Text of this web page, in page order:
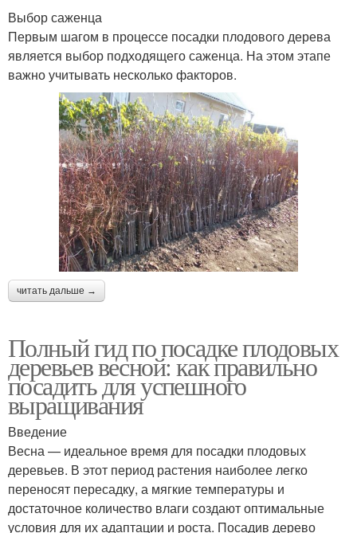
Выбор саженца
Первым шагом в процессе посадки плодового дерева
является выбор подходящего саженца. На этом этапе
важно учитывать несколько факторов.
читать дальше →
Полный гид по посадке плодовых
деревьев весной: как правильно
посадить для успешного
выращивания
Введение
Весна — идеальное время для посадки плодовых
деревьев. В этот период растения наиболее легко
переносят пересадку, а мягкие температуры и
достаточное количество влаги создают оптимальные
условия для их адаптации и роста. Посадив дерево